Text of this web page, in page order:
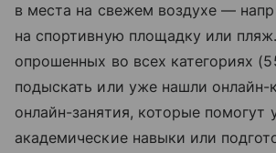
в места на свежем воздухе —
на спортивную площадку или
опрошенных во всех категориях
подыскать или уже нашли онлайн-
онлайн-занятия, которые помогут
академические навыки или